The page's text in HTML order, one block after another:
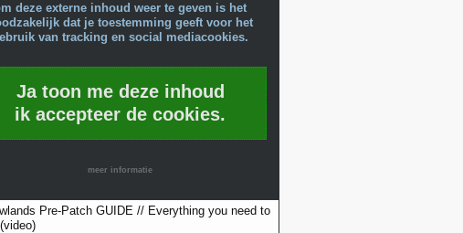
deze externe inhoud weer te geven is het
dat je toestemming geeft voor het
van tracking en social mediacookies.
Ja toon me deze inhoud
ik accepteer de cookies.
meer informatie
Pre-Patch GUIDE // Everything you need to